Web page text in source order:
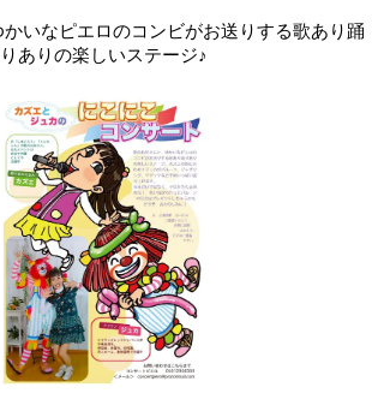
いなピエロのコンビがお送りする歌あり踊
りありの楽しいステージ♪